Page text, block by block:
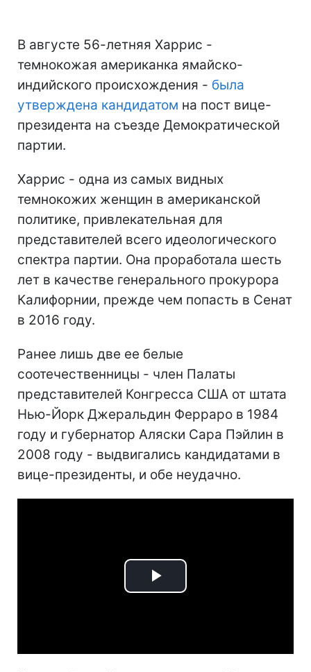
В августе 56-летняя Харрис -
темнокожая американка ямайско-
индийского происхождения - была
утверждена кандидатом на пост вице-
президента на съезде Демократической
партии.
Харрис - одна из самых видных
темнокожих женщин в американской
политике, привлекательная для
представителей всего идеологического
спектра партии. Она проработала шесть
лет в качестве генерального прокурора
Калифорнии, прежде чем попасть в Сенат
в 2016 году.
Ранее лишь две ее белые
соотечественницы - член Палаты
представителей Конгресса США от штата
Нью-Йорк Джеральдин Ферраро в 1984
году и губернатор Аляски Сара Пэйлин в
2008 году - выдвигались кандидатами в
вице-президенты, и обе неудачно.
Play